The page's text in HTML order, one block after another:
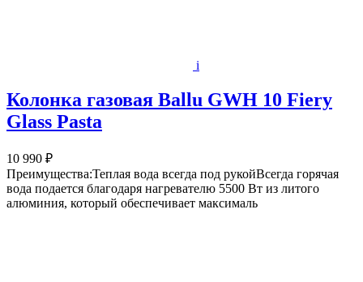
i
Колонка газовая Ballu GWH 10 Fiery
Glass Pasta
10 990 ₽
Преимущества:Теплая вода всегда под рукойВсегда горячая
вода подается благодаря нагревателю 5500 Вт из литого
алюминия, который обеспечивает максималь